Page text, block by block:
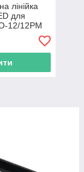
лінійка
для
12/12PM